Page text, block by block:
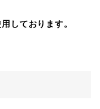
しております。